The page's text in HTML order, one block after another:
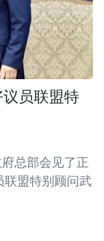
员联盟特
总部会见了正
联盟特别顾问武